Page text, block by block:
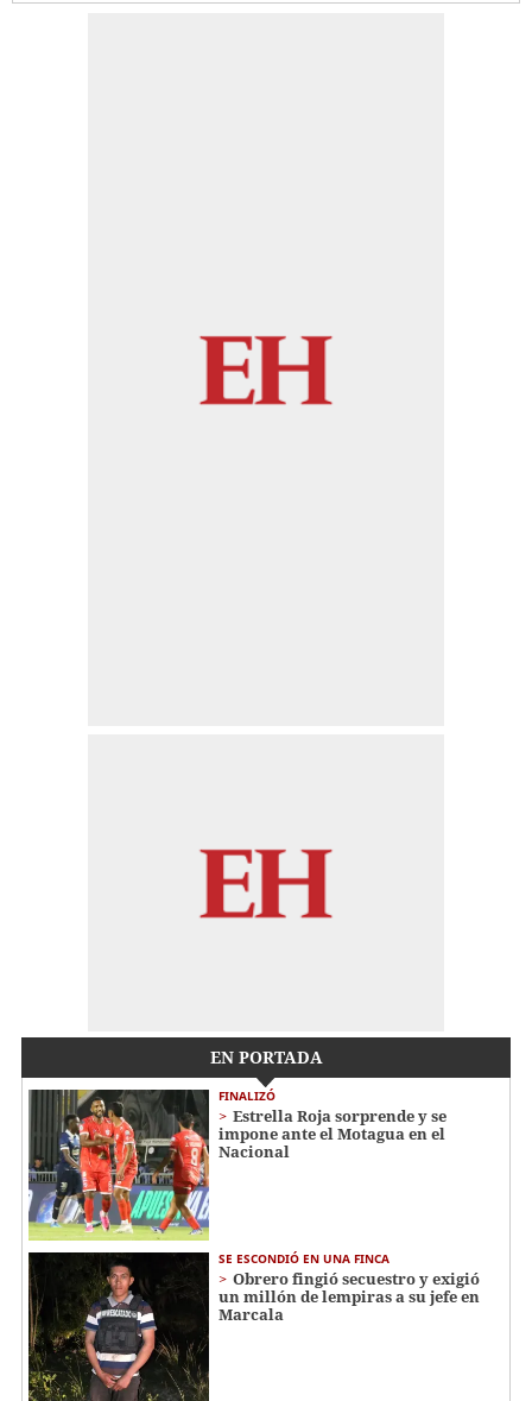
EN PORTADA
FINALIZÓ
Estrella Roja sorprende y se
impone ante el Motagua en el
Nacional
SE ESCONDIÓ EN UNA FINCA
Obrero fingió secuestro y exigió
un millón de lempiras a su jefe en
Marcala